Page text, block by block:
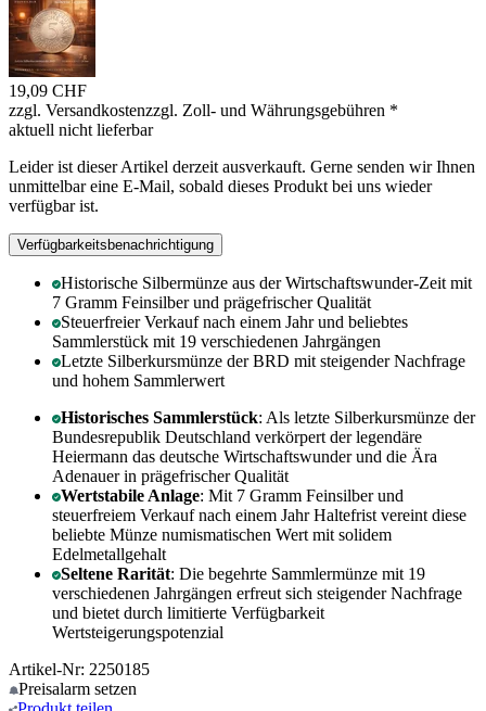
19,09 CHF
zzgl. Versandkostenzzgl. Zoll- und Währungsgebühren *
aktuell nicht lieferbar
Leider ist dieser Artikel derzeit ausverkauft. Gerne senden wir Ihnen
unmittelbar eine E-Mail, sobald dieses Produkt bei uns wieder
verfügbar ist.
Verfügbarkeitsbenachrichtigung
Historische Silbermünze aus der Wirtschaftswunder-Zeit mit
7 Gramm Feinsilber und prägefrischer Qualität
Steuerfreier Verkauf nach einem Jahr und beliebtes
Sammlerstück mit 19 verschiedenen Jahrgängen
Letzte Silberkursmünze der BRD mit steigender Nachfrage
und hohem Sammlerwert
Historisches Sammlerstück: Als letzte Silberkursmünze der
Bundesrepublik Deutschland verkörpert der legendäre
Heiermann das deutsche Wirtschaftswunder und die Ära
Adenauer in prägefrischer Qualität
Wertstabile Anlage: Mit 7 Gramm Feinsilber und
steuerfreiem Verkauf nach einem Jahr Haltefrist vereint diese
beliebte Münze numismatischen Wert mit solidem
Edelmetallgehalt
Seltene Rarität: Die begehrte Sammlermünze mit 19
verschiedenen Jahrgängen erfreut sich steigender Nachfrage
und bietet durch limitierte Verfügbarkeit
Wertsteigerungspotenzial
Artikel-Nr: 2250185
Preisalarm setzen